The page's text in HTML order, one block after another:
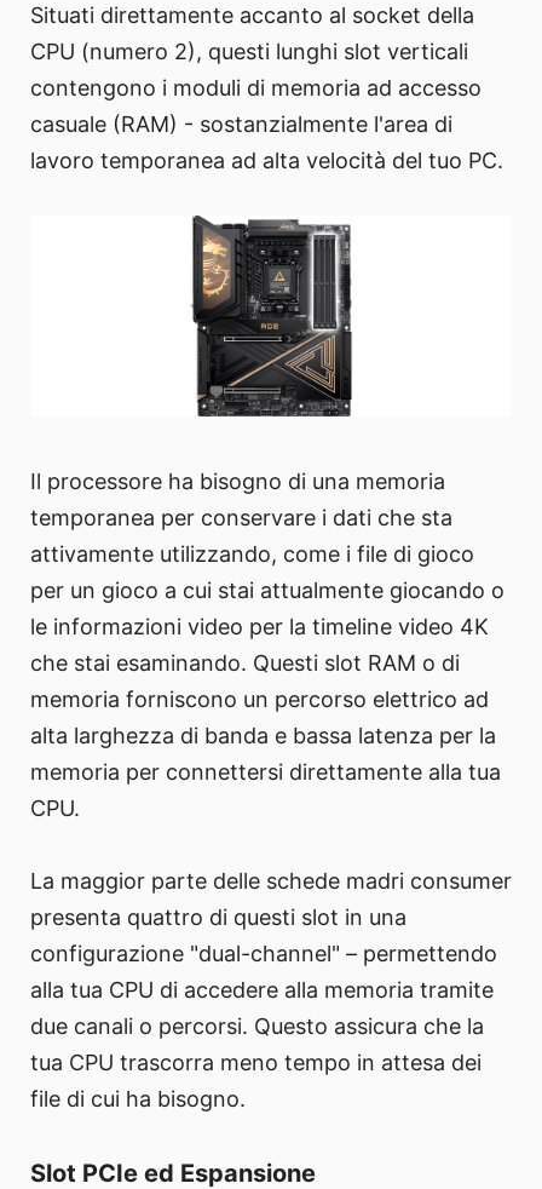
Situati direttamente accanto al socket della
CPU (numero 2), questi lunghi slot verticali
contengono i moduli di memoria ad accesso
casuale (RAM) - sostanzialmente l'area di
lavoro temporanea ad alta velocità del tuo PC.
Il processore ha bisogno di una memoria
temporanea per conservare i dati che sta
attivamente utilizzando, come i file di gioco
per un gioco a cui stai attualmente giocando o
le informazioni video per la timeline video 4K
che stai esaminando. Questi slot RAM o di
memoria forniscono un percorso elettrico ad
alta larghezza di banda e bassa latenza per la
memoria per connettersi direttamente alla tua
CPU.
La maggior parte delle schede madri consumer
presenta quattro di questi slot in una
configurazione "dual-channel" – permettendo
alla tua CPU di accedere alla memoria tramite
due canali o percorsi. Questo assicura che la
tua CPU trascorra meno tempo in attesa dei
file di cui ha bisogno.
Slot PCIe ed Espansione